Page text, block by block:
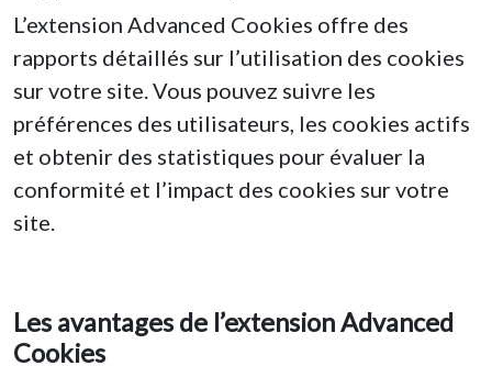
L’extension Advanced Cookies offre des
rapports détaillés sur l’utilisation des cookies
sur votre site. Vous pouvez suivre les
préférences des utilisateurs, les cookies actifs
et obtenir des statistiques pour évaluer la
conformité et l’impact des cookies sur votre
site.
Les avantages de l’extension Advanced
Cookies